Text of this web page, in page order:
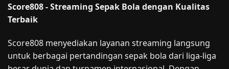
Score808 - Streaming Sepak Bola dengan Kualitas
Terbaik
Score808 menyediakan layanan streaming langsung
untuk berbagai pertandingan sepak bola dari liga-liga